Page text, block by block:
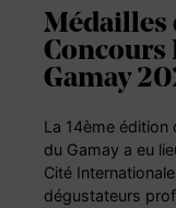
Médailles
Gamay
La 14ème édition
du Gamay a eu
Cité
dégustateurs